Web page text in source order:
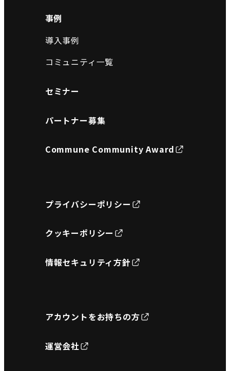
事例
導入事例
コミュニティ一覧
セミナー
パートナー募集
Commune Community Award
プライバシーポリシー
クッキーポリシー
情報セキュリティ方針
アカウントをお持ちの方
運営会社